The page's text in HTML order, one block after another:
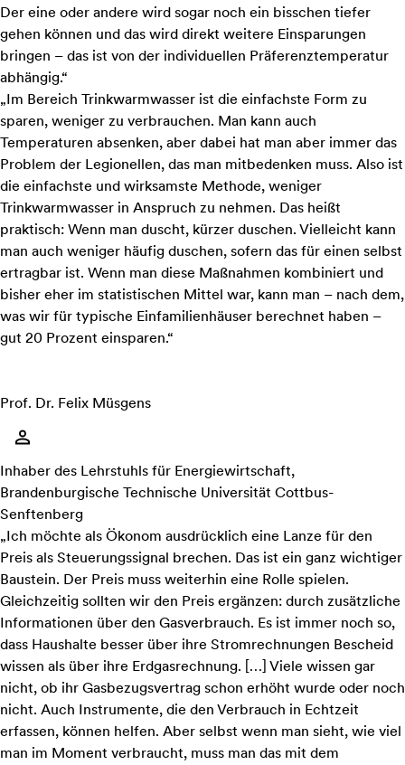
Der eine oder andere wird sogar noch ein bisschen tiefer
gehen können und das wird direkt weitere Einsparungen
bringen – das ist von der individuellen Präferenztemperatur
abhängig.“
„Im Bereich Trinkwarmwasser ist die einfachste Form zu
sparen, weniger zu verbrauchen. Man kann auch
Temperaturen absenken, aber dabei hat man aber immer das
Problem der Legionellen, das man mitbedenken muss. Also ist
die einfachste und wirksamste Methode, weniger
Trinkwarmwasser in Anspruch zu nehmen. Das heißt
praktisch: Wenn man duscht, kürzer duschen. Vielleicht kann
man auch weniger häufig duschen, sofern das für einen selbst
ertragbar ist. Wenn man diese Maßnahmen kombiniert und
bisher eher im statistischen Mittel war, kann man – nach dem,
was wir für typische Einfamilienhäuser berechnet haben –
gut 20 Prozent einsparen.“
Prof. Dr. Felix Müsgens
Inhaber des Lehrstuhls für Energiewirtschaft,
Brandenburgische Technische Universität Cottbus-
Senftenberg
„Ich möchte als Ökonom ausdrücklich eine Lanze für den
Preis als Steuerungssignal brechen. Das ist ein ganz wichtiger
Baustein. Der Preis muss weiterhin eine Rolle spielen.
Gleichzeitig sollten wir den Preis ergänzen: durch zusätzliche
Informationen über den Gasverbrauch. Es ist immer noch so,
dass Haushalte besser über ihre Stromrechnungen Bescheid
wissen als über ihre Erdgasrechnung. […] Viele wissen gar
nicht, ob ihr Gasbezugsvertrag schon erhöht wurde oder noch
nicht. Auch Instrumente, die den Verbrauch in Echtzeit
erfassen, können helfen. Aber selbst wenn man sieht, wie viel
man im Moment verbraucht, muss man das mit dem